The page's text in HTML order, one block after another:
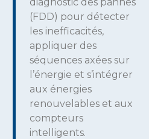
(FDD) pour détecter
les inefficacités,
appliquer des
séquences axées sur
l’énergie et s’intégrer
aux énergies
renouvelables et aux
compteurs
intelligents.